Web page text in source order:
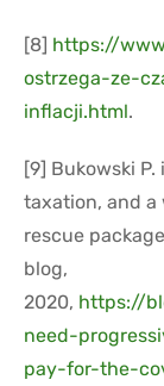
[8] https://
ostrzega-ze-
inflacji.html.
[9] Bukowski P.
taxation, and a
rescue
blog,
2020, https://
need-
pay-for-the-